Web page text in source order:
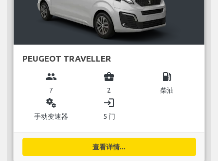
PEUGEOT TRAVELLER
group
7
business_center
2
local_gas_station
柴油
miscellaneous_services
手动变速器
login
5 门
查看详情...